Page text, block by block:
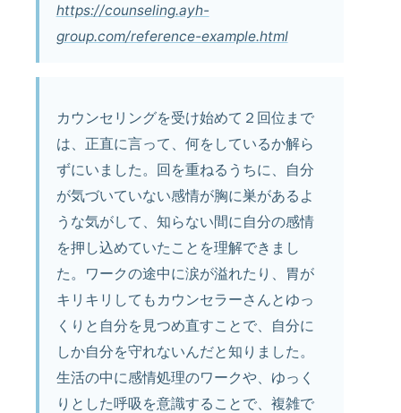
https://counseling.ayh-
group.com/reference-example.html
カウンセリングを受け始めて２回位まで
は、正直に言って、何をしているか解ら
ずにいました。回を重ねるうちに、自分
が気づいていない感情が胸に巣があるよ
うな気がして、知らない間に自分の感情
を押し込めていたことを理解できまし
た。ワークの途中に涙が溢れたり、胃が
キリキリしてもカウンセラーさんとゆっ
くりと自分を見つめ直すことで、自分に
しか自分を守れないんだと知りました。
生活の中に感情処理のワークや、ゆっく
りとした呼吸を意識することで、複雑で